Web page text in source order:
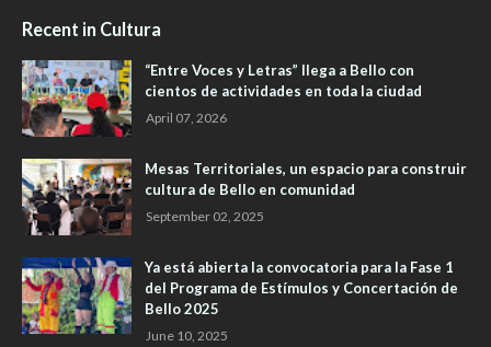
Recent in Cultura
“Entre Voces y Letras” llega a Bello con
cientos de actividades en toda la ciudad
April 07, 2026
Mesas Territoriales, un espacio para construir
cultura de Bello en comunidad
September 02, 2025
Ya está abierta la convocatoria para la Fase 1
del Programa de Estímulos y Concertación de
Bello 2025
June 10, 2025